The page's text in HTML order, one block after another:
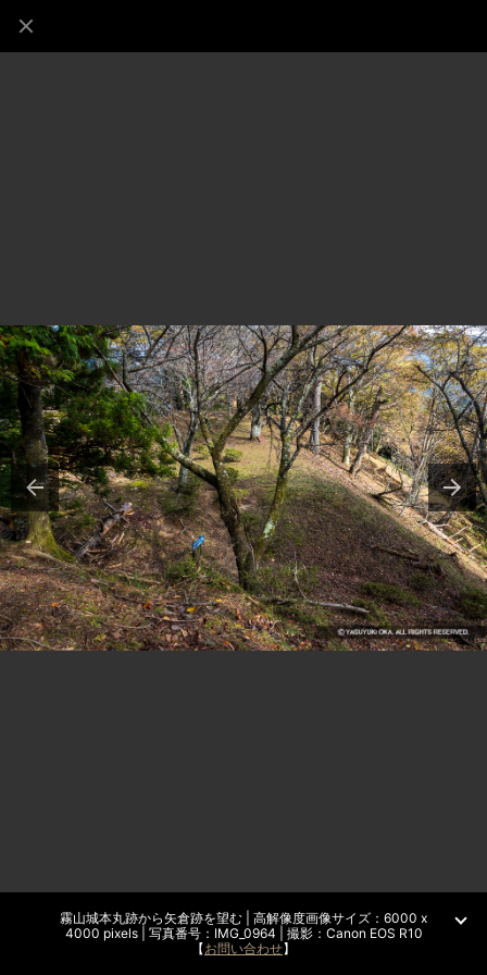
霧山城本丸跡から矢倉跡を望む | 高解像度画像サイズ：6000 x
4000 pixels | 写真番号：IMG_0964 | 撮影：Canon EOS R10
【お問い合わせ】